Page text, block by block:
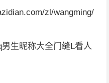
zl/wangming/
生昵称大全门缝L看人